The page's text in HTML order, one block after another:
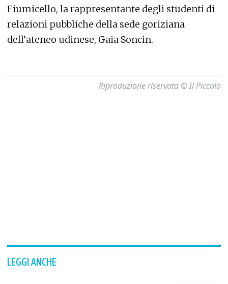
Fiumicello, la rappresentante degli studenti di
relazioni pubbliche della sede goriziana
dell’ateneo udinese, Gaia Soncin.
Riproduzione riservata © Il Piccolo
LEGGI ANCHE